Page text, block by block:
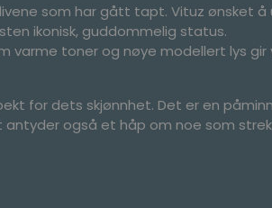
som har gått tapt. Vituz ønsket å
ikonisk, guddommelig status.
varme toner og nøye modellert lys gir
for dets skjønnhet. Det er en
også et håp om noe som